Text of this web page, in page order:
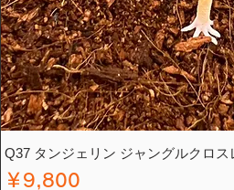
Q37 タンジェリン ジャングルクロス
価格
￥9,800